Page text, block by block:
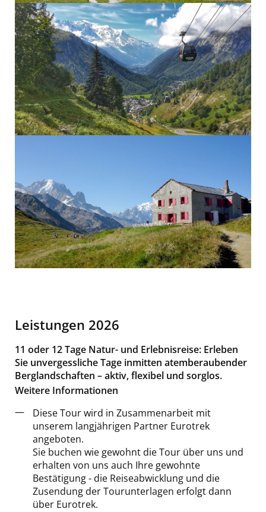
Leistungen 2026
11 oder 12 Tage Natur- und Erlebnisreise: Erleben
Sie unvergessliche Tage inmitten atemberaubender
Berglandschaften – aktiv, flexibel und sorglos.
Weitere Informationen
Diese Tour wird in Zusammenarbeit mit
unserem langjährigen Partner Eurotrek
angeboten.
Sie buchen wie gewohnt die Tour über uns und
erhalten von uns auch Ihre gewohnte
Bestätigung - die Reiseabwicklung und die
Zusendung der Tourunterlagen erfolgt dann
über Eurotrek.